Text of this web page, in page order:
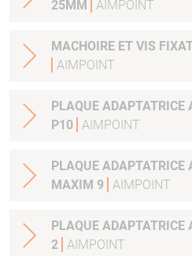
25MM
AIMPOINT
MACHOIRE ET VIS
AIMPOINT
PLAQUE ADAPTATRICE
P10 AIMPOINT
PLAQUE ADAPTATRICE
MAXIM 9
AIMPOINT
PLAQUE ADAPTATRICE
2 AIMPOINT